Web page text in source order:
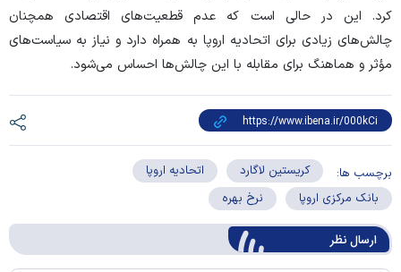
کرد. این در حالی است که عدم قطعیت‌های اقتصادی همچنان
چالش‌های زیادی برای اتحادیه اروپا به همراه دارد و نیاز به سیاست‌های
مؤثر و هماهنگ برای مقابله با این چالش‌ها احساس می‌شود.
برچسب ها: کریستین لاگارد
اتحادیه اروپا
بانک مرکزی اروپا
نرخ بهره
ارسال‌ نظر